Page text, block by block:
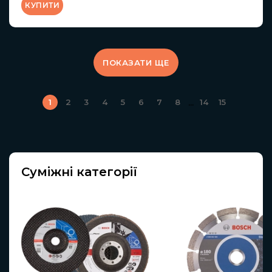
КУПИТИ
ПОКАЗАТИ ЩЕ
1 2 3 4 5 6 7 8 ... 14 15
Суміжні категорії